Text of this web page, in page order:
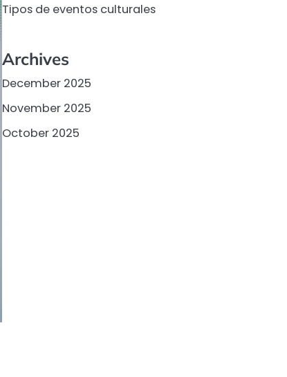
Tipos de eventos culturales
Archives
December 2025
November 2025
October 2025